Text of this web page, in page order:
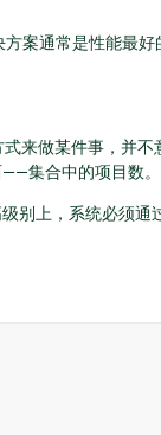
案通常是性能最
来做某件事，并不
集合中的项目数。
别上，系统必须通